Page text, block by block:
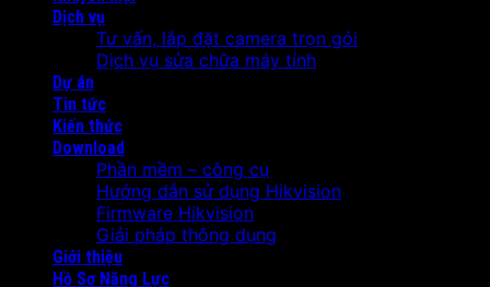
Dịch vụ
Tư vấn, lắp đặt camera trọn gói
Dịch vụ sửa chữa máy tính
Dự án
Tin tức
Kiến thức
Download
Phần mềm – công cụ
Hướng dẫn sử dụng Hikvision
Firmware Hikvision
Giải pháp thông dụng
Giới thiệu
Hồ Sơ Năng Lực